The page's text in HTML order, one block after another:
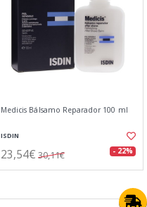
Medicis Bálsamo Reparador 100 ml
ISDIN
23,54€ 30,11€ - 22%